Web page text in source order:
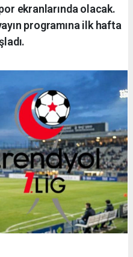
ekranlarında olacak.
programına ilk hafta